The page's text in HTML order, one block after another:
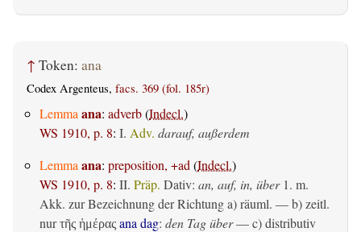
↑ Token: ana
Codex Argenteus, facs. 369 (fol. 185r)
Lemma ana: adverb(Indecl.)
WS 1910, p. 8: I. Adv. darauf, außerdem
Lemma ana: preposition, +ad (Indecl.)
WS 1910, p. 8: II. Präp. Dativ: an, auf, in, über1. m.
Akk. zur Bezeichnung der Richtunga)räuml. — b)zeitl.
nurτῆς ἡμέρας ana dag: den Tag über— c)distributiv